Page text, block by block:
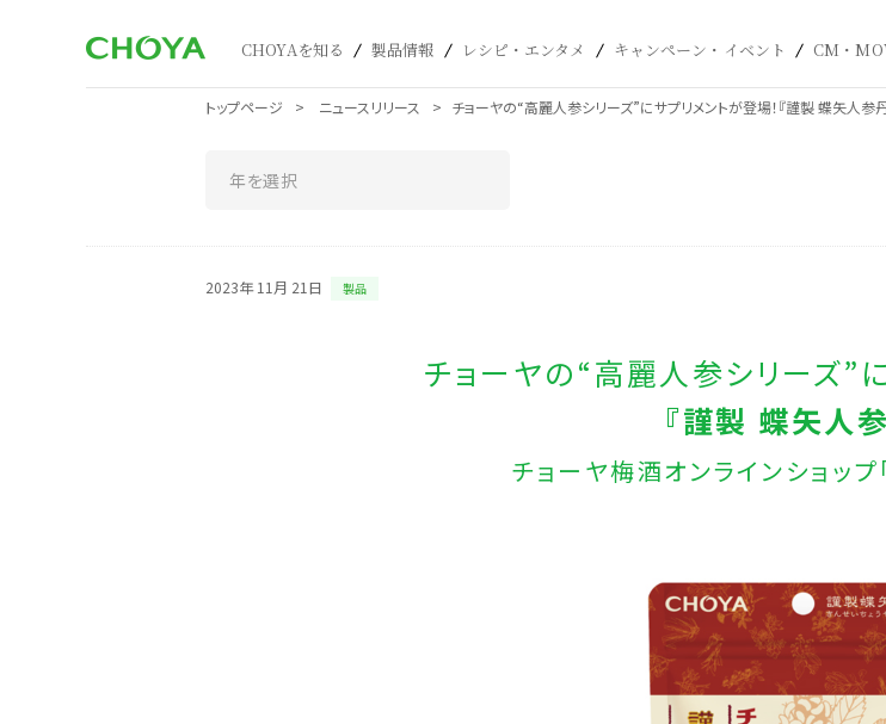
CHOYAを知る 製品情報 レシピ・エンタメ キャンペーン・イベント CM・
トップページ ニュースリリース チョーヤの“高麗人参シリーズ”にサプリメントが登場！『謹製 蝶矢人参
2023年 11月 21日 製品
チョーヤの“高麗人参シリーズ”
『謹製 蝶矢人
チョーヤ梅酒オンラインショップ